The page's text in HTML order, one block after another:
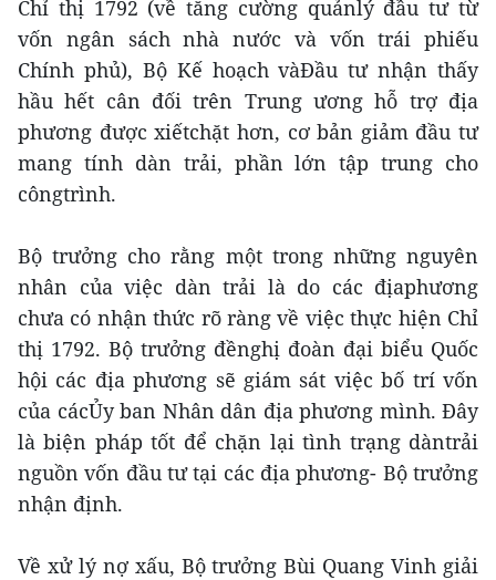
Chỉ thị 1792 (về tăng cường quảnlý đầu tư từ
vốn ngân sách nhà nước và vốn trái phiếu
Chính phủ), Bộ Kế hoạch vàĐầu tư nhận thấy
hầu hết cân đối trên Trung ương hỗ trợ địa
phương được xiếtchặt hơn, cơ bản giảm đầu tư
mang tính dàn trải, phần lớn tập trung cho
côngtrình.
Bộ trưởng cho rằng một trong những nguyên
nhân của việc dàn trải là do các địaphương
chưa có nhận thức rõ ràng về việc thực hiện Chỉ
thị 1792. Bộ trưởng đềnghị đoàn đại biểu Quốc
hội các địa phương sẽ giám sát việc bố trí vốn
của cácỦy ban Nhân dân địa phương mình. Đây
là biện pháp tốt để chặn lại tình trạng dàntrải
nguồn vốn đầu tư tại các địa phương- Bộ trưởng
nhận định.
Về xử lý nợ xấu, Bộ trưởng Bùi Quang Vinh giải